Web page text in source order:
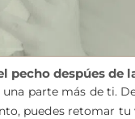
pecho despúes de
una parte más de ti.
puedes retomar tu